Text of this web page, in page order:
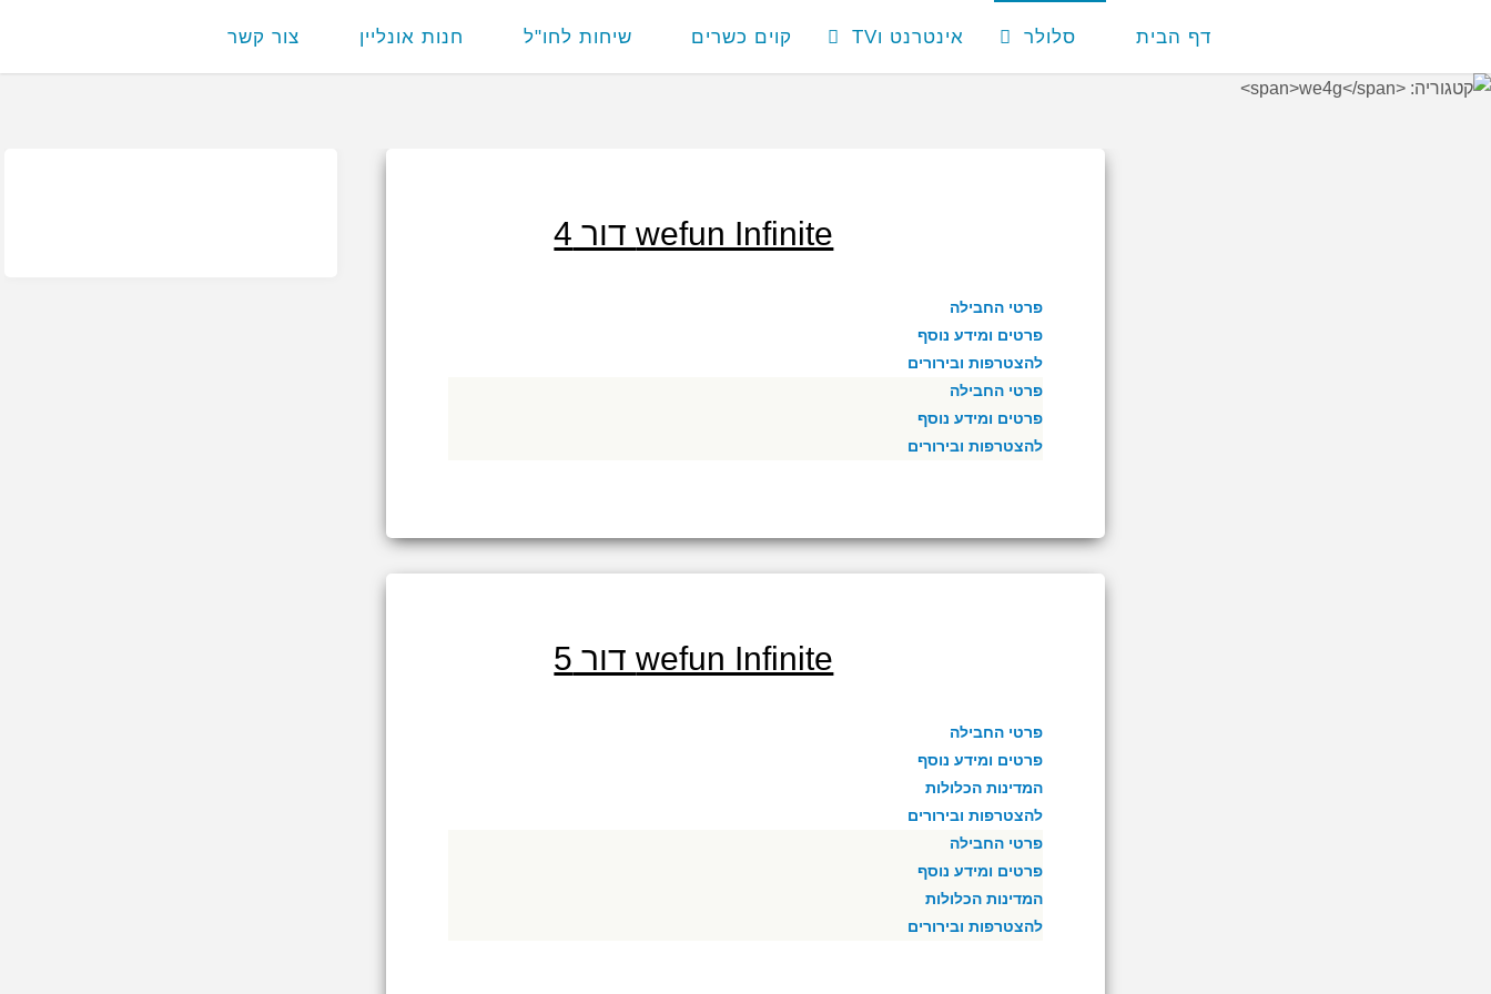
דף הבית סלולר אינטרנט וTV קוים כשרים שיחות לחו"ל חנות אונליין צור קשר
wefun Infinite דור 4
פרטי החבילה
פרטים ומידע נוסף
להצטרפות ובירורים
פרטי החבילה
פרטים ומידע נוסף
להצטרפות ובירורים
wefun Infinite דור 5
פרטי החבילה
פרטים ומידע נוסף
המדינות הכלולות
להצטרפות ובירורים
פרטי החבילה
פרטים ומידע נוסף
המדינות הכלולות
להצטרפות ובירורים